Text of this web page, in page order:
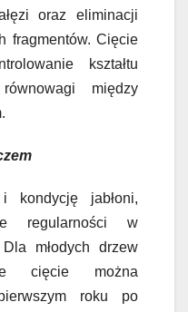
oraz eliminacji
fragmentów. Cięcie
kształtu
między
kondycję jabłoni,
regularności w
młodych drzew
cięcie można
roku po